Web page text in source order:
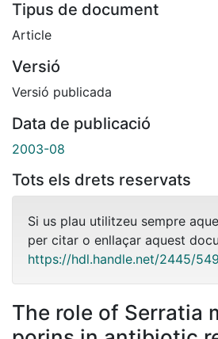
Tipus de document
Article
Versió
Versió publicada
Data de publicació
2003-08
Tots els drets reservats
Si us plau utilitzeu sempre
per citar o enllaçar aquest
https://hdl.handle.net/2445/
The role of Serratia